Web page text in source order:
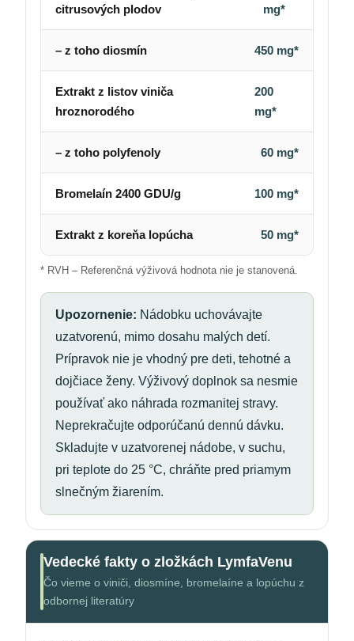
citrusových plodov
mg*
– z toho diosmín 450 mg*
Extrakt z listov viniča
hroznorodého
200
mg*
– z toho polyfenoly 60 mg*
Bromelaín 2400 GDU/g 100 mg*
Extrakt z koreňa lopúcha 50 mg*
* RVH – Referenčná výživová hodnota nie je stanovená.
Upozornenie: Nádobku uchovávajte
uzatvorenú, mimo dosahu malých detí.
Prípravok nie je vhodný pre deti, tehotné a
dojčiace ženy. Výživový doplnok sa nesmie
používať ako náhrada rozmanitej stravy.
Neprekračujte odporúčanú dennú dávku.
Skladujte v uzatvorenej nádobe, v suchu,
pri teplote do 25 °C, chráňte pred priamym
slnečným žiarením.
Vedecké fakty o zložkách LymfaVenu
Čo vieme o viniči, diosmíne, bromelaíne a lopúchu z
odbornej literatúry